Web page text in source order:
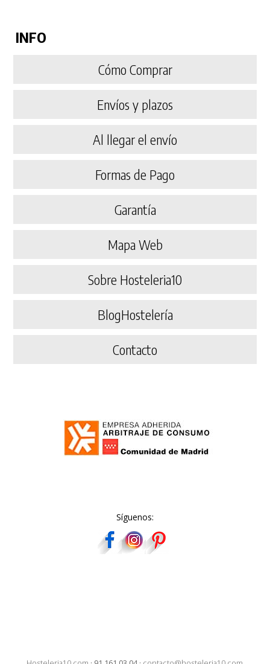
INFO
Cómo Comprar
Envíos y plazos
Al llegar el envío
Formas de Pago
Garantía
Mapa Web
Sobre Hosteleria10
BlogHostelería
Contacto
Síguenos: